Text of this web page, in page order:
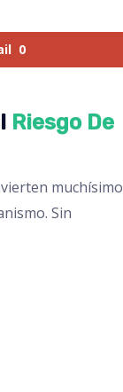
0
Riesgo De
muchísimo
Sin